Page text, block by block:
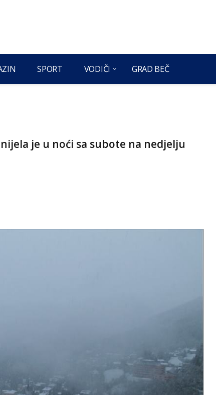
SPORT VODIČI GRAD BEČ
je u noći sa subote na nedjelju